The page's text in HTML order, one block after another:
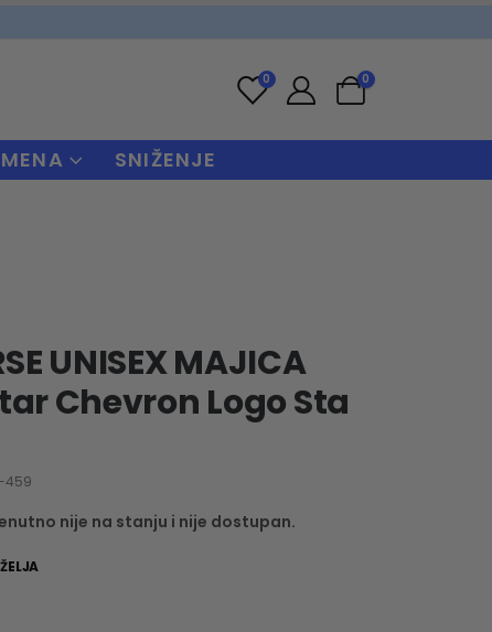
0 0
SNIŽENJE
UNISEX MAJICA
Chevron Logo Sta
459
nije na stanju i nije dostupan.